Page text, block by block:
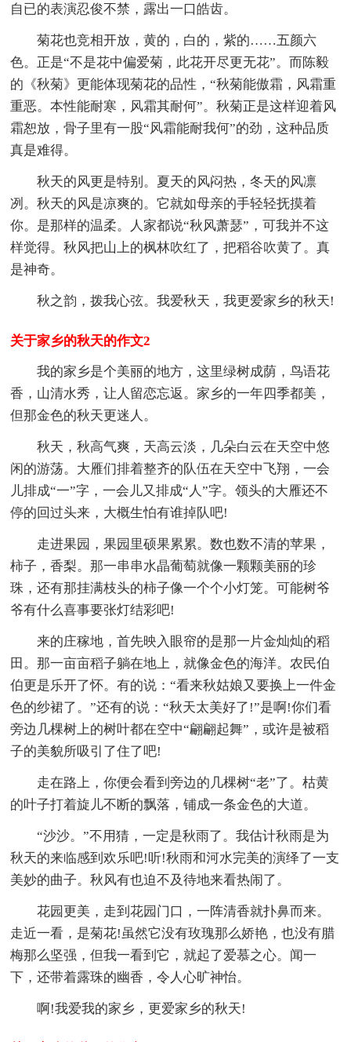
自已的表演忍俊不禁，露出一口皓齿。
菊花也竞相开放，黄的，白的，紫的……五颜六
色。正是“不是花中偏爱菊，此花开尽更无花”。而陈毅
的《秋菊》更能体现菊花的品性，“秋菊能傲霜，风霜重
重恶。本性能耐寒，风霜其耐何”。秋菊正是这样迎着风
霜恕放，骨子里有一股“风霜能耐我何”的劲，这种品质
真是难得。
秋天的风更是特别。夏天的风闷热，冬天的风凛
冽。秋天的风是凉爽的。它就如母亲的手轻轻抚摸着
你。是那样的温柔。人家都说“秋风萧瑟”，可我并不这
样觉得。秋风把山上的枫林吹红了，把稻谷吹黄了。真
是神奇。
秋之韵，拨我心弦。我爱秋天，我更爱家乡的秋天!
关于家乡的秋天的作文2
我的家乡是个美丽的地方，这里绿树成荫，鸟语花
香，山清水秀，让人留恋忘返。家乡的一年四季都美，
但那金色的秋天更迷人。
秋天，秋高气爽，天高云淡，几朵白云在天空中悠
闲的游荡。大雁们排着整齐的队伍在天空中飞翔，一会
儿排成“一”字，一会儿又排成“人”字。领头的大雁还不
停的回过头来，大概生怕有谁掉队吧!
走进果园，果园里硕果累累。数也数不清的苹果，
柿子，香梨。那一串串水晶葡萄就像一颗颗美丽的珍
珠，还有那挂满枝头的柿子像一个个小灯笼。可能树爷
爷有什么喜事要张灯结彩吧!
来的庄稼地，首先映入眼帘的是那一片金灿灿的稻
田。那一亩亩稻子躺在地上，就像金色的海洋。农民伯
伯更是乐开了怀。有的说：“看来秋姑娘又要换上一件金
色的纱裙了。”还有的说：“秋天太美好了!”是啊!你们看
旁边几棵树上的树叶都在空中“翩翩起舞”，或许是被稻
子的美貌所吸引了住了吧!
走在路上，你便会看到旁边的几棵树“老”了。枯黄
的叶子打着旋儿不断的飘落，铺成一条金色的大道。
“沙沙。”不用猜，一定是秋雨了。我估计秋雨是为
秋天的来临感到欢乐吧!听!秋雨和河水完美的演绎了一支
美妙的曲子。秋风有也迫不及待地来看热闹了。
花园更美，走到花园门口，一阵清香就扑鼻而来。
走近一看，是菊花!虽然它没有玫瑰那么娇艳，也没有腊
梅那么坚强，但我一看到它，就起了爱慕之心。闻一
下，还带着露珠的幽香，令人心旷神怡。
啊!我爱我的家乡，更爱家乡的秋天!